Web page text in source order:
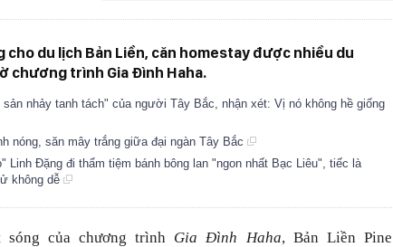
cho du lịch Bản Liền, căn homestay được nhiều du
chương trình Gia Đình Haha.
nhảy tanh tách" của người Tây Bắc, nhận xét: Vị nó không hề giống
nóng, săn mây trắng giữa đại ngàn Tây Bắc
Linh Đặng đi thẩm tiệm bánh bông lan "ngon nhất Bạc Liêu", tiếc là
không dễ
của chương trình Gia Đình Haha, Bản Liền Pine